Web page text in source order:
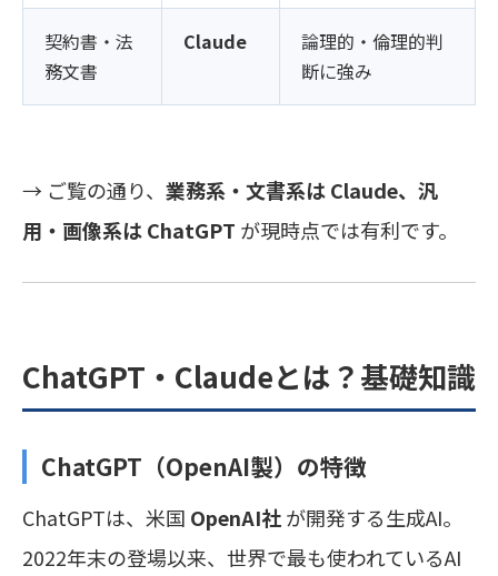
契約書・法
務文書
Claude
論理的・倫理的判
断に強み
→ ご覧の通り、 業務系・文書系は Claude、汎
用・画像系は ChatGPT が現時点では有利です。
ChatGPT・Claudeとは？基礎知識
ChatGPT（OpenAI製）の特徴
ChatGPTは、米国 OpenAI社が開発する生成AI。
2022年末の登場以来、世界で最も使われているAI